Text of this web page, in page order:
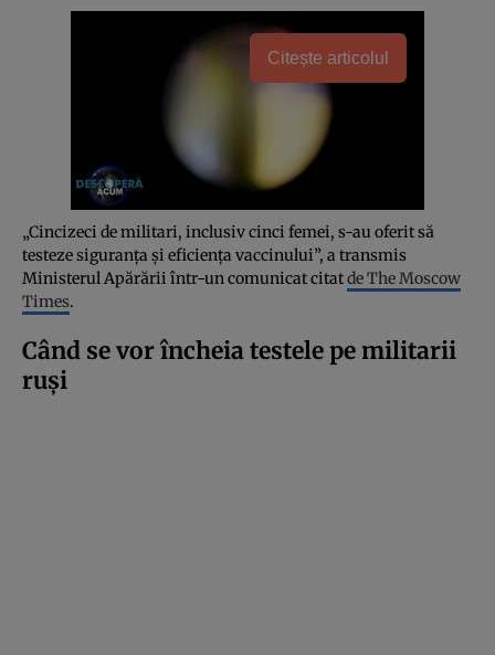
Citește articolul
„Cincizeci de militari, inclusiv cinci femei, s-au oferit să
testeze siguranța și eficiența vaccinului”, a transmis
Ministerul Apărării într-un comunicat citatde The Moscow
Times.
Când se vor încheia testele pe militarii
ruși